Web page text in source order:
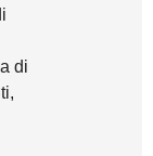
di